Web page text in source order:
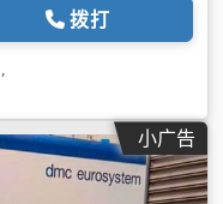
拨打
,
小广告